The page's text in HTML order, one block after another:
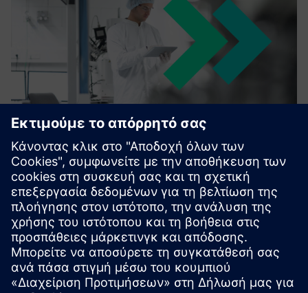
Opcenter Execution Pharma
Implementation Services
Η Technord διαθέτει την ομάδα για να σχεδιάσει, να
σχεδιάσει και να αναπτύξει έργα Opcenter Execution
Pharma.
Μάθετε περισσότερα